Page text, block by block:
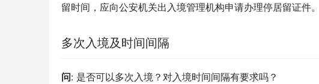
留时间，应向公安机关出入境管理机构申请办理停居留证件。
多次入境及时间间隔
问: 是否可以多次入境？对入境时间间隔有要求吗？